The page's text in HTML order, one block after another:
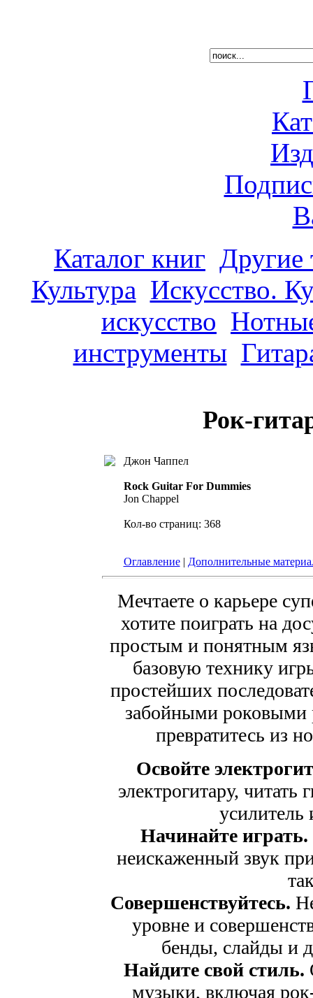
Каталог книг Другие
Культура Искусство.
искусство
инструменты
Рок-
Джон Чаппел
Rock Guitar For Dummies
Jon Chappel
Кол-во страниц: 368
Оглавление| Дополнительные
Мечтаете о карьере
хотите поиграть на
простым и понятным
базовую технику
простейших
забойными роковыми
превратитесь из
Освойте
электрогитару,
Начинайте играть.
неискаженный звук
Совершенствуйтесь.
уровне и
бенды, слайды и
Найдите свой стиль.
музыки, включая